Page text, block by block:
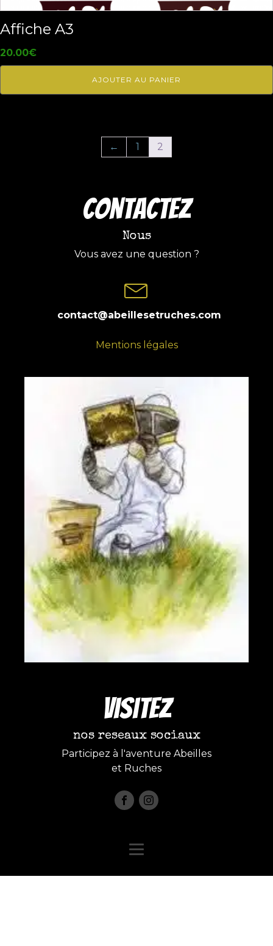
Affiche A3
20.00€
AJOUTER AU PANIER
← 1 2
COntactez
Nous
Vous avez une question ?
contact@abeillesetruches.com
Mentions légales
Visitez
nos reseaux sociaux
Participez à l'aventure Abeilles
et Ruches